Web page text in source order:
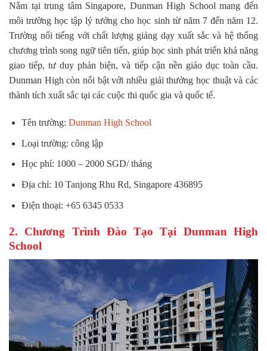
Nằm tại trung tâm Singapore, Dunman High School mang đến
môi trường học tập lý tưởng cho học sinh từ năm 7 đến năm 12.
Trường nổi tiếng với chất lượng giảng dạy xuất sắc và hệ thống
chương trình song ngữ tiên tiến, giúp học sinh phát triển khả năng
giao tiếp, tư duy phản biện, và tiếp cận nền giáo dục toàn cầu.
Dunman High còn nổi bật với nhiều giải thưởng học thuật và các
thành tích xuất sắc tại các cuộc thi quốc gia và quốc tế.
Tên trường: Dunman High School
Loại trường: công lập
Học phí: 1000 – 2000 SGD/ tháng
Địa chỉ: 10 Tanjong Rhu Rd, Singapore 436895
Điện thoại: +65 6345 0533
2. Chương Trình Đào Tạo Tại Dunman High
School